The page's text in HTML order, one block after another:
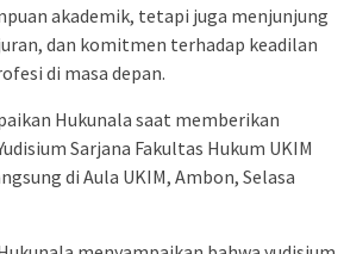
akademik, tetapi juga menjunjung
dan komitmen terhadap keadilan
di masa depan.
Hukunala saat memberikan
Sarjana Fakultas Hukum UKIM
di Aula UKIM, Ambon, Selasa